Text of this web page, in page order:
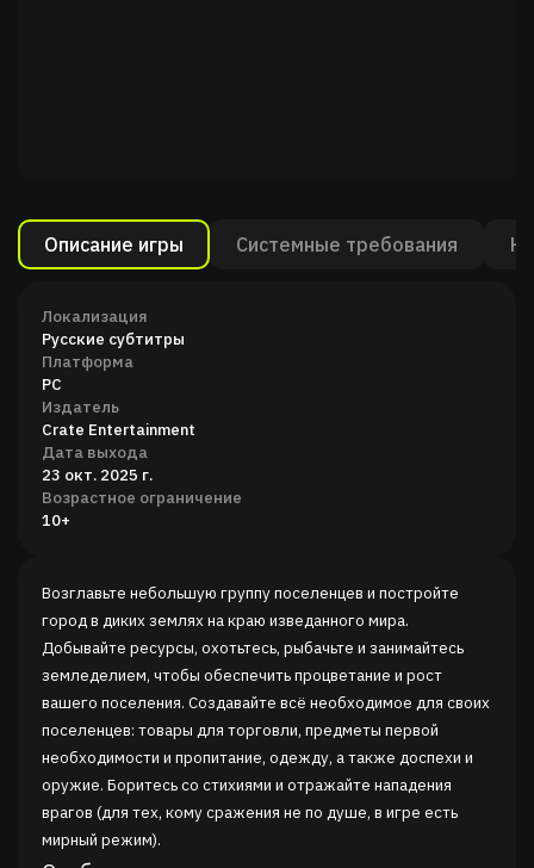
Описание игры Системные требования
Локализация
Русские субтитры
Платформа
PC
Издатель
Crate Entertainment
Дата выхода
23 окт. 2025 г.
Возрастное ограничение
10+
Возглавьте небольшую группу поселенцев и постройте
город в диких землях на краю изведанного мира.
Добывайте ресурсы, охотьтесь, рыбачьте и занимайтесь
земледелием, чтобы обеспечить процветание и рост
вашего поселения. Создавайте всё необходимое для своих
поселенцев: товары для торговли, предметы первой
необходимости и пропитание, одежду, а также доспехи и
оружие. Боритесь со стихиями и отражайте нападения
врагов (для тех, кому сражения не по душе, в игре есть
мирный режим).